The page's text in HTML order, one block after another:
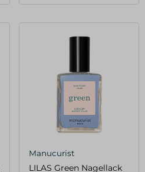
Manucurist
LILAS Green Nagellack